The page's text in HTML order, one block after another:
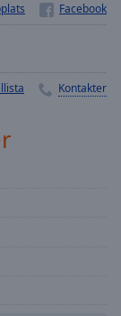
Kontakter